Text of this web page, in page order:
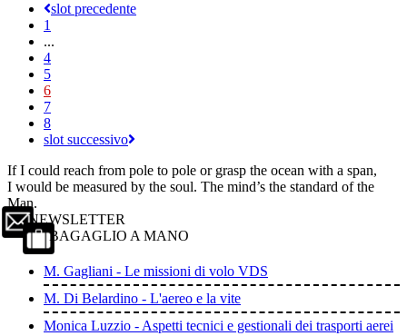
slot precedente
1
...
4
5
6
7
8
slot successivo
If I could reach from pole to pole or grasp the ocean with a span,
I would be measured by the soul. The mind’s the standard of the
Man.
NEWSLETTER
BAGAGLIO A MANO
M. Gagliani - Le missioni di volo VDS
M. Di Belardino - L'aereo e la vite
Monica Luzzio - Aspetti tecnici e gestionali dei trasporti aerei